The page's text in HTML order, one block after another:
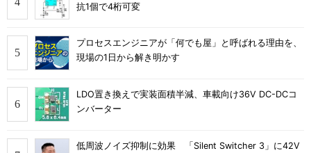
抗1個で4桁可変
プロセスエンジニアが「何でも屋」と呼ばれる理由を、
現場の1日から解き明かす
LDO置き換えで実装面積半減、車載向け36V DC-DCコ
ンバーター
低周波ノイズ抑制に効果 「Silent Switcher 3」に42V